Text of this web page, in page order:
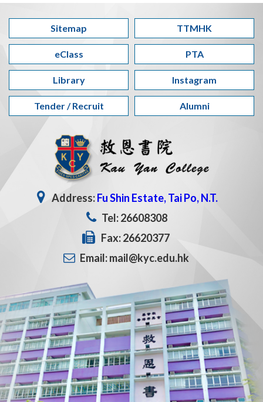
Sitemap TTMHK
eClass PTA
Library Instagram
Tender / Recruit Alumni
Address:Fu Shin Estate, Tai Po, N.T.
Tel: 26608308
Fax: 26620377
Email: mail@kyc.edu.hk